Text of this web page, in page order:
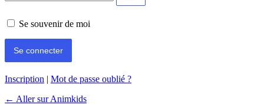
Se souvenir de moi
Inscription | Mot de passe oublié ?
← Aller sur Animkids